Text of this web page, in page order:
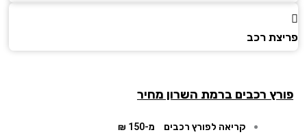
רכב
רכבים ברמת השרון מחיר
קריאה לפורץ רכבים
מ-150 ₪